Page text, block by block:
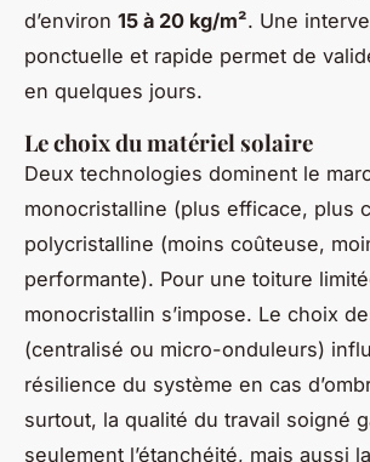
d’environ 15 à 20 kg/m². Une
ponctuelle et rapide permet de
en quelques jours.
Le choix du matériel solaire
Deux technologies dominent le
monocristalline (plus efficace, plus
polycristalline (moins coûteuse,
performante). Pour une toiture
monocristallin s’impose. Le choix
(centralisé ou micro-onduleurs)
résilience du système en cas
surtout, la qualité du travail soigné
seulement l’étanchéité, mais aussi